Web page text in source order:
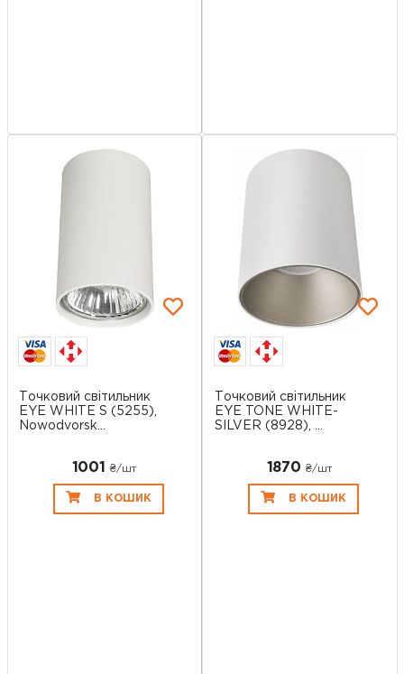
Точковий світильник
EYE WHITE S (5255),
Nowodvorsk...
1001 ₴/шт
В КОШИК
Точковий світильник
EYE TONE WHITE-
SILVER (8928), ...
1870 ₴/шт
В КОШИК